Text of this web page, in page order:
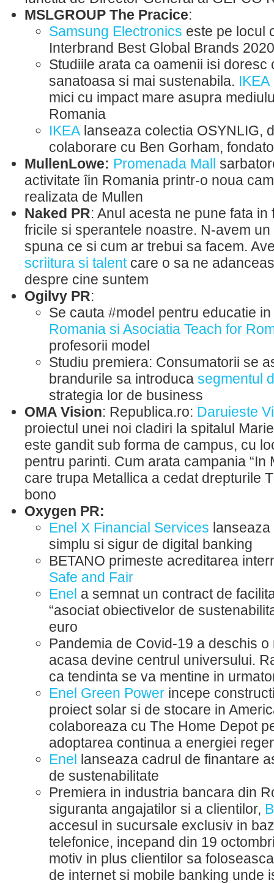
MSLGROUP The Pracice:
Samsung Electronics este pe locul
Interbrand Best Global Brands 2020
Studiile arata ca oamenii isi doresc
sanatoasa si mai sustenabila. IKEA
mici cu impact mare asupra
Romania
IKEA lanseaza colectia OSYNLIG,
colaborare cu Ben Gorham,
MullenLowe: Promenada Mall
activitate îin Romania printr-o noua
realizata de Mullen
Naked PR: Anul acesta ne pune fata in
fricile si sperantele noastre. N-avem
spuna ce si cum ar trebui sa facem.
scriitura si talentcare o sa ne
despre cine suntem
Ogilvy PR:
Se cauta #model pentru educatie
Romania si Asociatia Teach for
profesorii model
Studiu premiera: Consumatorii se
brandurile sa introduca segmentul
strategia lor de business
OMA Vision: Republica.ro: Daruieste
proiectul unei noi cladiri la spitalul
este gandit sub forma de campus, cu
pentru parinti. Cum arata campania “In
care trupa Metallica a cedat drepturile
bono
Oxygen PR:
Enel X Financial Services lanseaza
simplu si sigur de digital banking
BETANO primeste acreditarea
Safe and Fair
Enel a semnat un contract de
“asociat obiectivelor de
euro
Pandemia de Covid-19 a deschis
acasa devine centrul universului.
ca tendinta se va mentine in
Enel Green Power incepe
proiect solar si de stocare in
colaboreaza cu The Home Depot
adoptarea continua a energiei
Enel lanseaza cadrul de finantare
de sustenabilitate
Premiera in industria bancara din
siguranta angajatilor si a clientilor,
accesul in sucursale exclusiv in
telefonice, incepand din 19
motiv in plus clientilor sa
de internet si mobile banking unde